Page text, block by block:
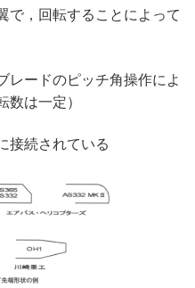
で，回転することによって
レードのピッチ角操作によ
数は一定）
接続されている